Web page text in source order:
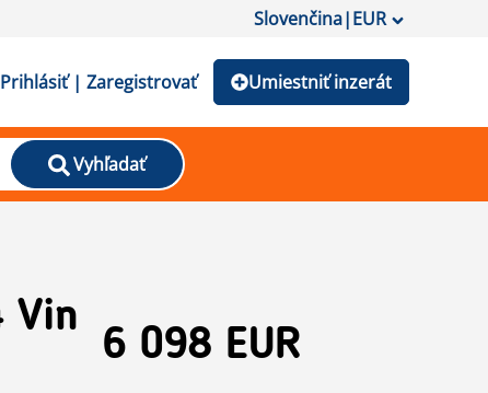
Slovenčina|EUR
Prihlásiť | Zaregistrovať Umiestniť inzerát
Vyhľadať
Vin
6 098 EUR